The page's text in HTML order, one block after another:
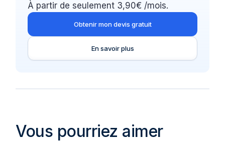
À partir de seulement 3,90€ /mois.
Obtenir mon devis gratuit
En savoir plus
Vous pourriez aimer